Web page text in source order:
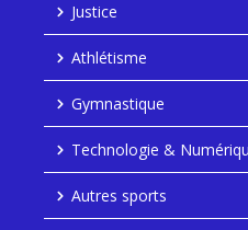
Justice
Athlétisme
Gymnastique
Technologie &
Autres sports